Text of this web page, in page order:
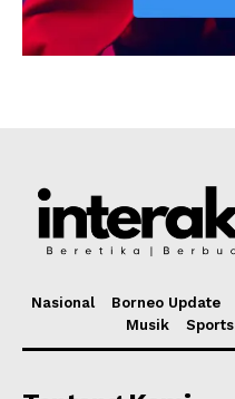
Nasional Borneo Update
Musik
Sports